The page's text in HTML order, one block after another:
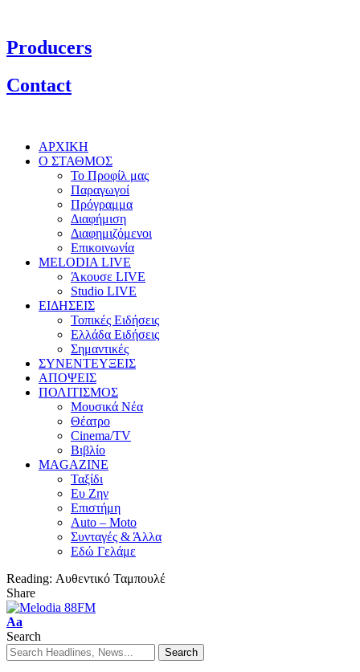
Producers
Contact
ΑΡΧΙΚΗ
Ο ΣΤΑΘΜΟΣ
Το Προφίλ μας
Παραγωγοί
Πρόγραμμα
Διαφήμιση
Διαφημιζόμενοι
Επικοινωνία
MELODIA LIVE
Άκουσε LIVE
Studio LIVE
ΕΙΔΗΣΕΙΣ
Τοπικές Ειδήσεις
Ελλάδα Ειδήσεις
Σημαντικές
ΣΥΝΕΝΤΕΥΞΕΙΣ
ΑΠΟΨΕΙΣ
ΠΟΛΙΤΙΣΜΟΣ
Μουσικά Νέα
Θέατρο
Cinema/TV
Βιβλίο
MAGAZINE
Ταξίδι
Ευ Ζην
Επιστήμη
Auto – Moto
Συνταγές & Άλλα
Εδώ Γελάμε
Reading: Αυθεντικό Ταμπουλέ
Share
Aa
Search